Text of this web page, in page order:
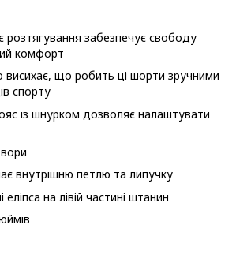
розтягування забезпечує свободу
комфорт
висихає, що робить ці шорти зручними
спорту
із шнурком дозволяє налаштувати
внутрішню петлю та липучку
на лівій частині штанин